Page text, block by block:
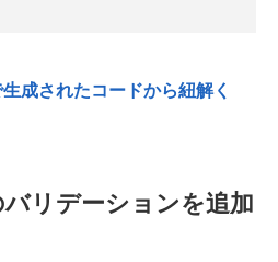
成されたコードから紐解く
リデーションを追加